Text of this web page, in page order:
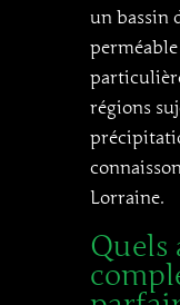
un bassin
régions
Lorraine.
Quels